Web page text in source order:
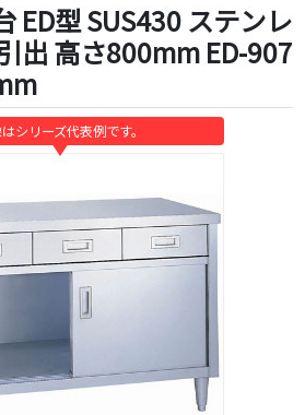
ED型 SUS430 ステンレ
出 高さ800mm ED-907
シリーズ代表例です。